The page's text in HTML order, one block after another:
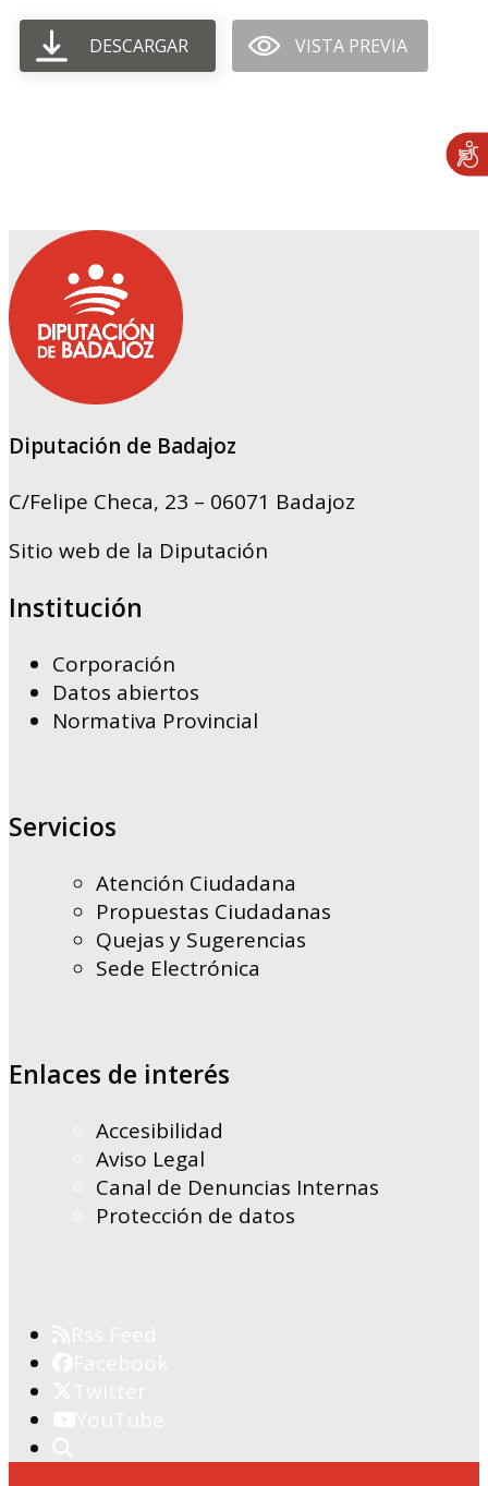
DESCARGAR VISTA PREVIA
Diputación de Badajoz
C/Felipe Checa, 23 – 06071 Badajoz
Sitio web de la Diputación
Institución
Corporación
Datos abiertos
Normativa Provincial
Servicios
Atención Ciudadana
Propuestas Ciudadanas
Quejas y Sugerencias
Sede Electrónica
Enlaces de interés
Accesibilidad
Aviso Legal
Canal de Denuncias Internas
Protección de datos